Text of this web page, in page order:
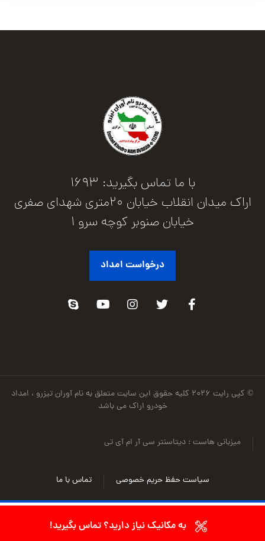
با ما تماس بگیرید: 1693
اراک میدان انقلاب خیابان 20متری شهدای صفری
خیابان صنوبر کوچه سرو 1
درخواست امداد
© کپی رایت ۲۰۲۶ کلیه حقوق این سایت متعلق به نام آوران تیزرو ، امداد
خودرو اراک می باشد
میزبانی هاست : دیتاسنتر سی آر ام آی تی
تماس با ما سیاست حفظ حریم خصوصی
به مکانیک نیاز دارید؟ تماس بگیرید!